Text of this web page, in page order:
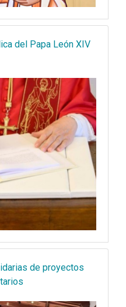
del Papa León XIV
de proyectos